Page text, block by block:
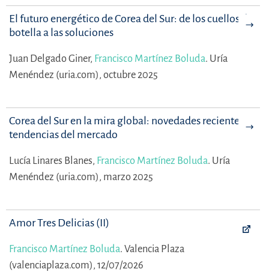
El futuro energético de Corea del Sur: de los cuellos de
botella a las soluciones
Juan Delgado Giner, Francisco Martínez Boluda. Uría
Menéndez (uria.com), octubre 2025
Corea del Sur en la mira global: novedades recientes y
tendencias del mercado
Lucía Linares Blanes, Francisco Martínez Boluda. Uría
Menéndez (uria.com), marzo 2025
Amor Tres Delicias (II)
Francisco Martínez Boluda. Valencia Plaza
(valenciaplaza.com), 12/07/2026